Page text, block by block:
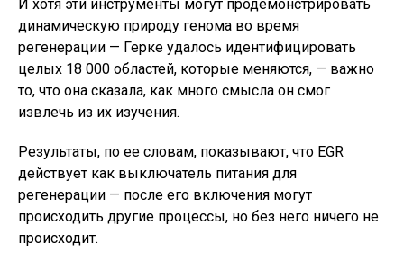
И хотя эти инструменты могут продемонстрировать
динамическую природу генома во время
регенерации — Герке удалось идентифицировать
целых 18 000 областей, которые меняются, — важно
то, что она сказала, как много смысла он смог
извлечь из их изучения.
Результаты, по ее словам, показывают, что EGR
действует как выключатель питания для
регенерации — после его включения могут
происходить другие процессы, но без него ничего не
происходит.